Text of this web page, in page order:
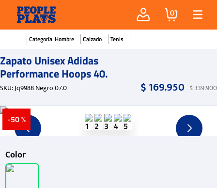
0
Hombre Calzado Tenis
Zapato Unisex Adidas
Performance Hoops 40.
SKU:Jq9988 Negro 07.0 $169.950 $339.900
-50 %
Color